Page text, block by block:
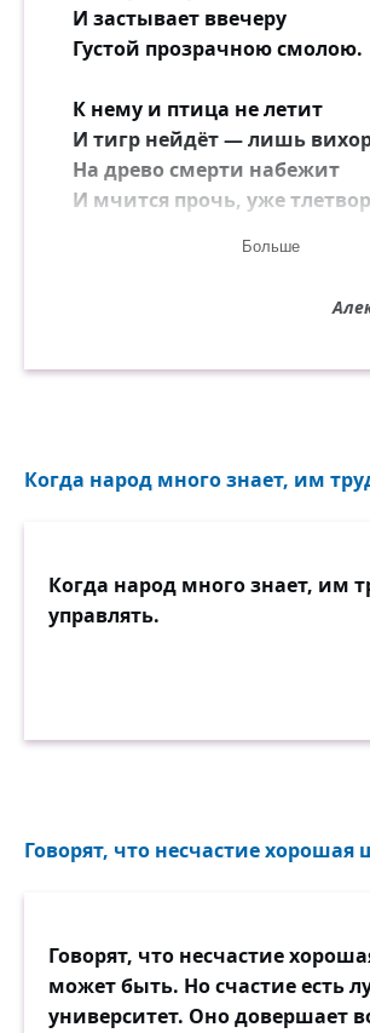
И застывает ввечеру
Густой прозрачною смолою.
К нему и птица не летит
И тигр нейдёт — лишь
На древо смерти набежит
И мчится прочь, уже
И если туча оросит,
И тот послушно в путь потёк
Больше
Когда народ много знает, им
Когда народ много знает, им
управлять.
Говорят, что несчастие хорошая
Говорят, что несчастие
может быть. Но счастие есть
университет. Оно довершает